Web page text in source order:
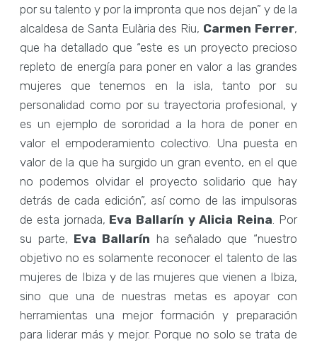
por su talento y por la impronta que nos dejan” y de la
alcaldesa de Santa Eulària des Riu, Carmen Ferrer,
que ha detallado que “este es un proyecto precioso
repleto de energía para poner en valor a las grandes
mujeres que tenemos en la isla, tanto por su
personalidad como por su trayectoria profesional, y
es un ejemplo de sororidad a la hora de poner en
valor el empoderamiento colectivo. Una puesta en
valor de la que ha surgido un gran evento, en el que
no podemos olvidar el proyecto solidario que hay
detrás de cada edición”, así como de las impulsoras
de esta jornada, Eva Ballarín y Alicia Reina . Por
su parte, Eva Ballarín ha señalado que “nuestro
objetivo no es solamente reconocer el talento de las
mujeres de Ibiza y de las mujeres que vienen a Ibiza,
sino que una de nuestras metas es apoyar con
herramientas una mejor formación y preparación
para liderar más y mejor. Porque no solo se trata de